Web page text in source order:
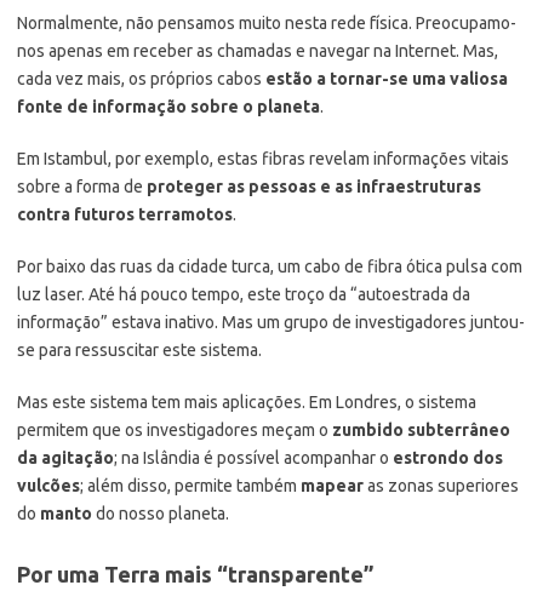
Normalmente, não pensamos muito nesta rede física. Preocupamo-
nos apenas em receber as chamadas e navegar na Internet. Mas,
cada vez mais, os próprios cabos estão a tornar-se uma valiosa
fonte de informação sobre o planeta.
Em Istambul, por exemplo, estas fibras revelam informações vitais
sobre a forma de proteger as pessoas e as infraestruturas
contra futuros terramotos.
Por baixo das ruas da cidade turca, um cabo de fibra ótica pulsa com
luz laser. Até há pouco tempo, este troço da “autoestrada da
informação” estava inativo. Mas um grupo de investigadores juntou-
se para ressuscitar este sistema.
Mas este sistema tem mais aplicações. Em Londres, o sistema
permitem que os investigadores meçam o zumbido subterrâneo
da agitação; na Islândia é possível acompanhar o estrondo dos
vulcões; além disso, permite também mapearas zonas superiores
do manto do nosso planeta.
Por uma Terra mais “transparente”